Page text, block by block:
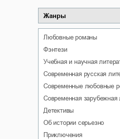
Жанры
любовные романы
фэнтези
учебная и научная
современная русская
современные любовные
современная зарубежная
детективы
об истории серьезно
приключения